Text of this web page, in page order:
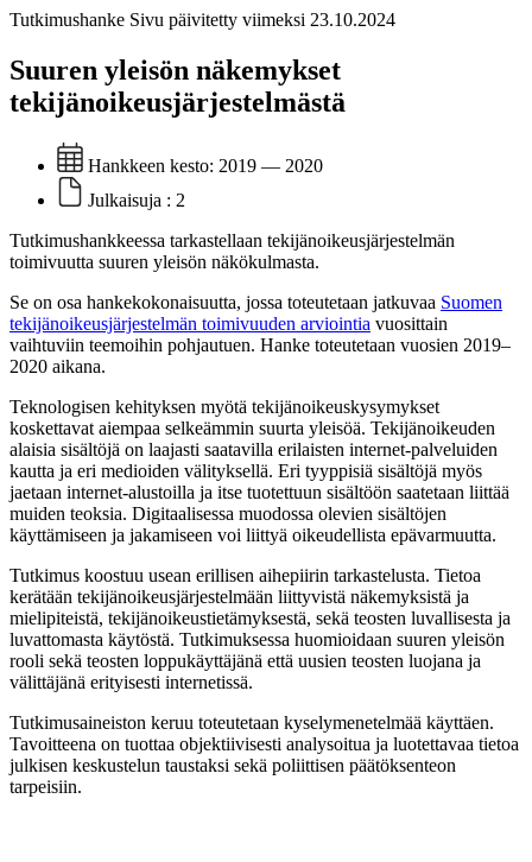
Tutkimushanke Sivu päivitetty viimeksi 23.10.2024
Suuren yleisön näkemykset
tekijänoikeusjärjestelmästä
Hankkeen kesto: 2019 — 2020
Julkaisuja : 2
Tutkimushankkeessa tarkastellaan tekijänoikeusjärjestelmän
toimivuutta suuren yleisön näkökulmasta.
Se on osa hankekokonaisuutta, jossa toteutetaan jatkuvaa Suomen
tekijänoikeusjärjestelmän toimivuuden arviointia vuosittain
vaihtuviin teemoihin pohjautuen. Hanke toteutetaan vuosien 2019–
2020 aikana.
Teknologisen kehityksen myötä tekijänoikeuskysymykset
koskettavat aiempaa selkeämmin suurta yleisöä. Tekijänoikeuden
alaisia sisältöjä on laajasti saatavilla erilaisten internet-palveluiden
kautta ja eri medioiden välityksellä. Eri tyyppisiä sisältöjä myös
jaetaan internet-alustoilla ja itse tuotettuun sisältöön saatetaan liittää
muiden teoksia. Digitaalisessa muodossa olevien sisältöjen
käyttämiseen ja jakamiseen voi liittyä oikeudellista epävarmuutta.
Tutkimus koostuu usean erillisen aihepiirin tarkastelusta. Tietoa
kerätään tekijänoikeusjärjestelmään liittyvistä näkemyksistä ja
mielipiteistä, tekijänoikeustietämyksestä, sekä teosten luvallisesta ja
luvattomasta käytöstä. Tutkimuksessa huomioidaan suuren yleisön
rooli sekä teosten loppukäyttäjänä että uusien teosten luojana ja
välittäjänä erityisesti internetissä.
Tutkimusaineiston keruu toteutetaan kyselymenetelmää käyttäen.
Tavoitteena on tuottaa objektiivisesti analysoitua ja luotettavaa tietoa
julkisen keskustelun taustaksi sekä poliittisen päätöksenteon
tarpeisiin.